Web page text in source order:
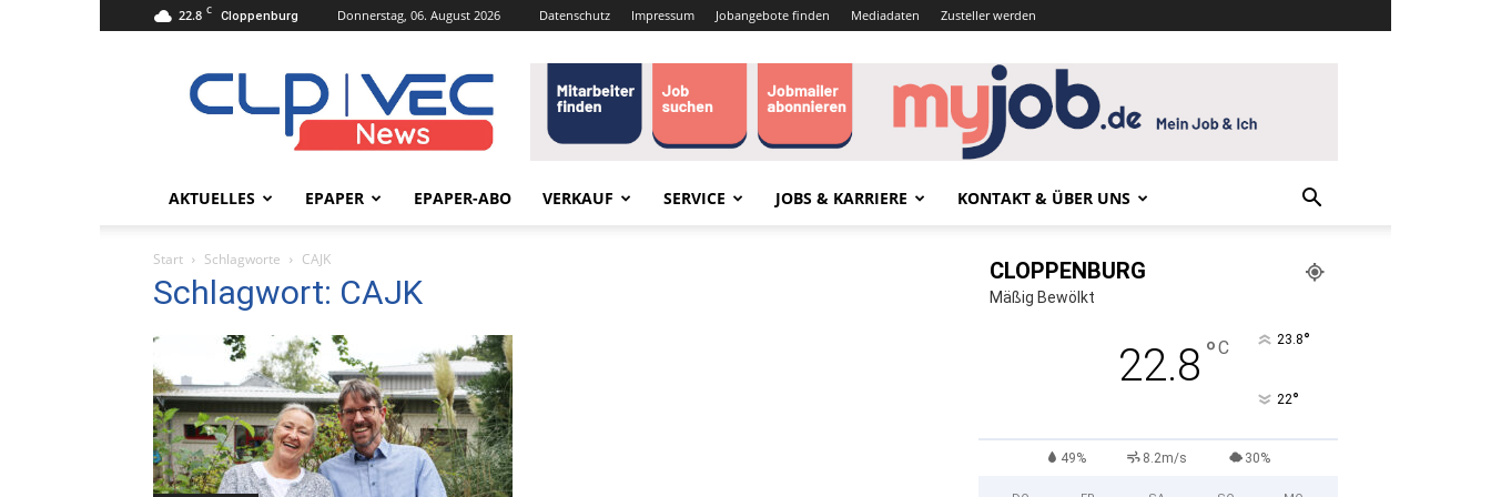
22.8 C Cloppenburg Donnerstag, 06. August 2026 Datenschutz Impressum Jobangebote finden Mediadaten Zusteller werden
clpvecnews.de
AKTUELLES EPAPER EPAPER-ABO VERKAUF SERVICE JOBS & KARRIERE KONTAKT & ÜBER UNS
Start Schlagworte CAJK
Schlagwort: CAJK
CLOPPENBURG
Mäßig Bewölkt
22.8 °C 23.8°
22°
49% 8.2m/s 30%